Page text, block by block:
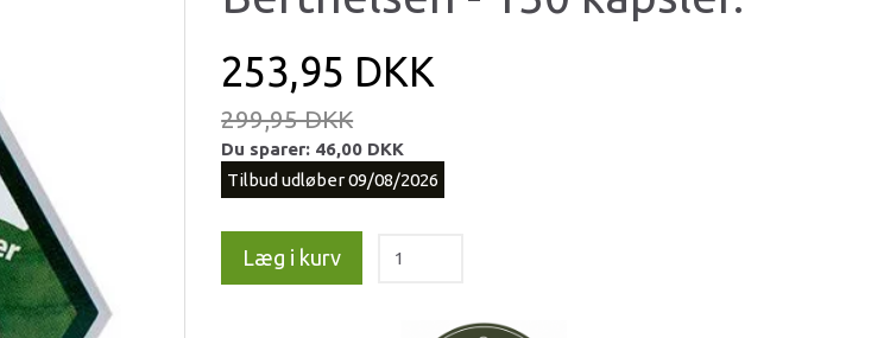
253,95 DKK
299,95 DKK
Du sparer: 46,00 DKK
Tilbud udløber 09/08/2026
Læg i kurv